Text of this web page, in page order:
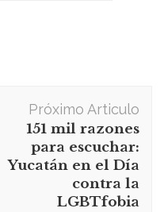
Próximo Articulo
151 mil razones
para escuchar:
Yucatán en el Día
contra la
LGBTfobia